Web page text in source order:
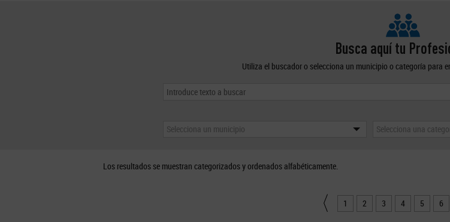
Busca aquí tu
Utiliza el buscador o selecciona un municipio o categoría para
Selecciona un municipio
Selecciona una
Los resultados se muestran categorizados y ordenados alfabéticamente.
1 2 3 4 5 6